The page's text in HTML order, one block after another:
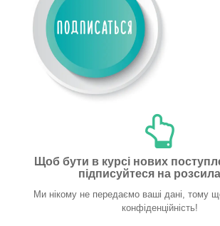
Щоб бути в курсі нових
підписуйтеся на
Ми нікому не передаємо ваші дані, тому
конфіденційність!